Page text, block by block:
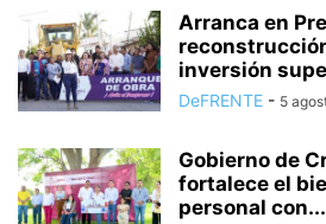
Arranca en
inversión
DeFRENTE - 5
Gobierno de
fortalece el
personal con...